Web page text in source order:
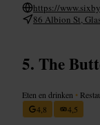
https://
86 Albion St,
The
Eten en drinken •
4,8
4,5